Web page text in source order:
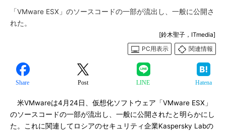
「VMware ESX」のソースコードの一部が流出し、一般に公開さ
れた。
[鈴木聖子，ITmedia]
PC用表示
関連情報
Share Post LINE Hatena
米VMwareは4月24日、仮想化ソフトウェア「VMware ESX」
のソースコードの一部が流出し、一般に公開されたと明らかにし
た。これに関連してロシアのセキュリティ企業Kaspersky Labの